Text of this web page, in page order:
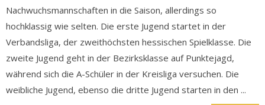
Nachwuchsmannschaften in die Saison, allerdings so
hochklassig wie selten. Die erste Jugend startet in der
Verbandsliga, der zweithöchsten hessischen Spielklasse. Die
zweite Jugend geht in der Bezirksklasse auf Punktejagd,
während sich die A-Schüler in der Kreisliga versuchen. Die
weibliche Jugend, ebenso die dritte Jugend starten in den ...